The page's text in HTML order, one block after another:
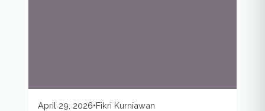
April 29, 2026•Fikri Kurniawan